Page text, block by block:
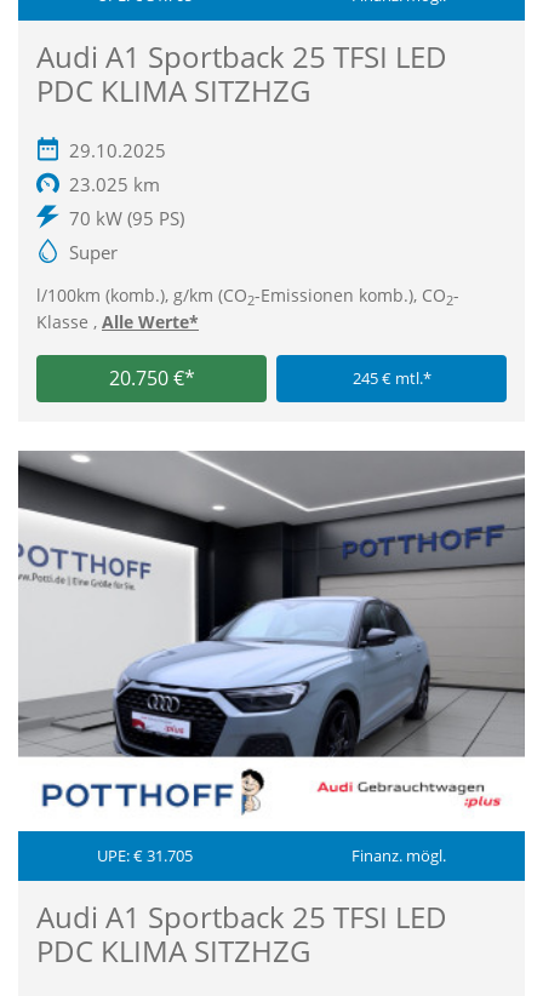
Audi A1 Sportback 25 TFSI LED
PDC KLIMA SITZHZG
29.10.2025
23.025 km
70 kW (95 PS)
Super
l/100km (komb.), g/km (CO2-Emissionen komb.), CO2-
Klasse , Alle Werte*
20.750 €* 245 € mtl.*
UPE: € 31.705 Finanz. mögl.
Audi A1 Sportback 25 TFSI LED
PDC KLIMA SITZHZG